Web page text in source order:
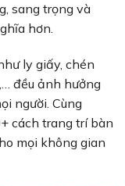
sang trọng và
hơn.
ly giấy, chén
đều ảnh hưởng
người. Cùng
cách trang trí bàn
mọi không gian